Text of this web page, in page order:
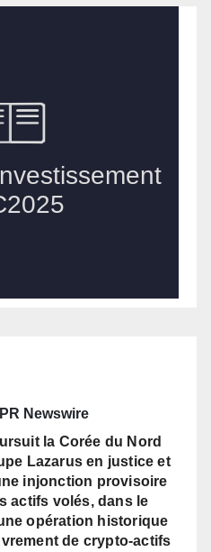
Newswire
la Corée du Nord
Lazarus en justice et
injonction provisoire
actifs volés, dans le
opération historique
de crypto-actifs